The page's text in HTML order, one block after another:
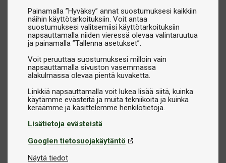
Painamalla ”Hyväksy” annat suostumuksesi kaikkiin
näihin käyttötarkoituksiin. Voit antaa
suostumuksesi valitsemiisi käyttötarkoituksiin
napsauttamalla niiden vieressä olevaa valintaruutua
ja painamalla ”Tallenna asetukset”.
Voit peruuttaa suostumuksesi milloin vain
napsauttamalla sivuston vasemmassa
alakulmassa olevaa pientä kuvaketta.
Linkkiä napsauttamalla voit lukea lisää siitä, kuinka
käytämme evästeitä ja muita tekniikoita ja kuinka
Lisätietoja evästeistä
Googlen tietosuojakäytäntö
Näytä tiedot